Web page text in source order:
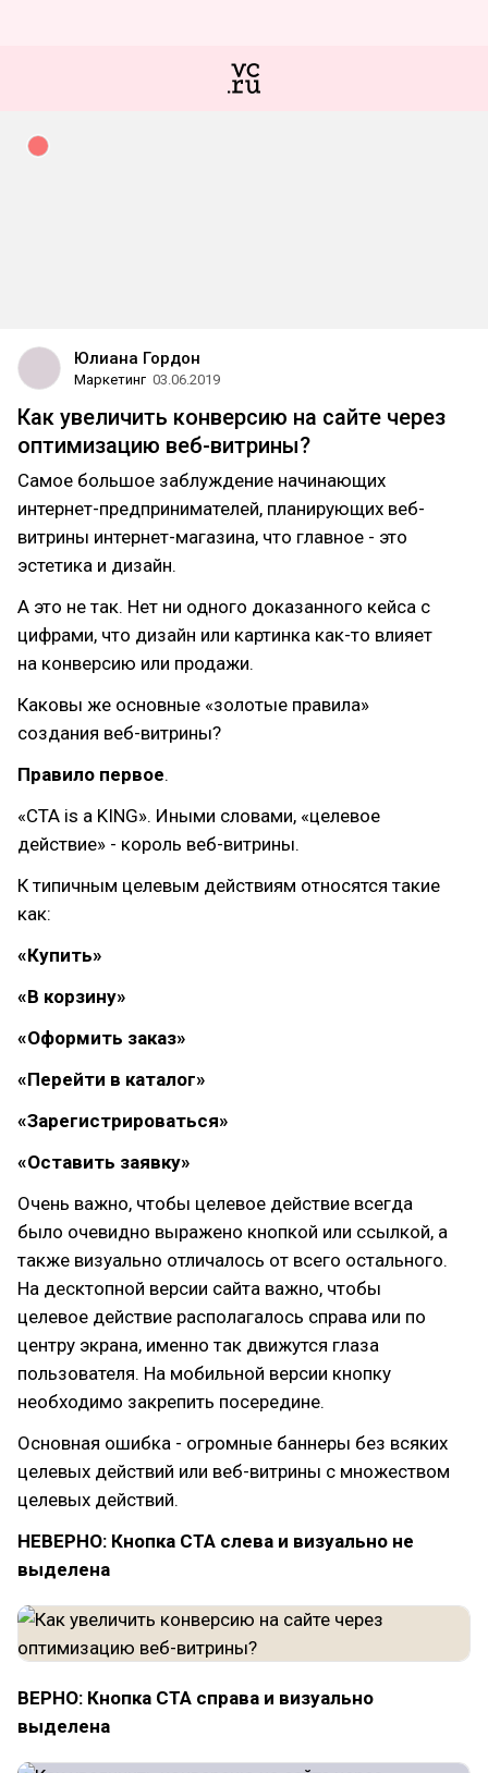
Юлиана Гордон
Маркетинг 03.06.2019
Как увеличить конверсию на сайте через
оптимизацию веб-витрины?
Самое большое заблуждение начинающих
интернет-предпринимателей, планирующих веб-
витрины интернет-магазина, что главное - это
эстетика и дизайн.
А это не так. Нет ни одного доказанного кейса с
цифрами, что дизайн или картинка как-то влияет
на конверсию или продажи.
Каковы же основные «золотые правила»
создания веб-витрины?
Правило первое.
«CTA is a KING». Иными словами, «целевое
действие» - король веб-витрины.
К типичным целевым действиям относятся такие
как:
«Купить»
«В корзину»
«Оформить заказ»
«Перейти в каталог»
«Зарегистрироваться»
«Оставить заявку»
Очень важно, чтобы целевое действие всегда
было очевидно выражено кнопкой или ссылкой, а
также визуально отличалось от всего остального.
На десктопной версии сайта важно, чтобы
целевое действие располагалось справа или по
центру экрана, именно так движутся глаза
пользователя. На мобильной версии кнопку
необходимо закрепить посередине.
Основная ошибка - огромные баннеры без всяких
целевых действий или веб-витрины с множеством
целевых действий.
НЕВЕРНО: Кнопка CTA слева и визуально не
выделена
ВЕРНО: Кнопка CTA справа и визуально
выделена